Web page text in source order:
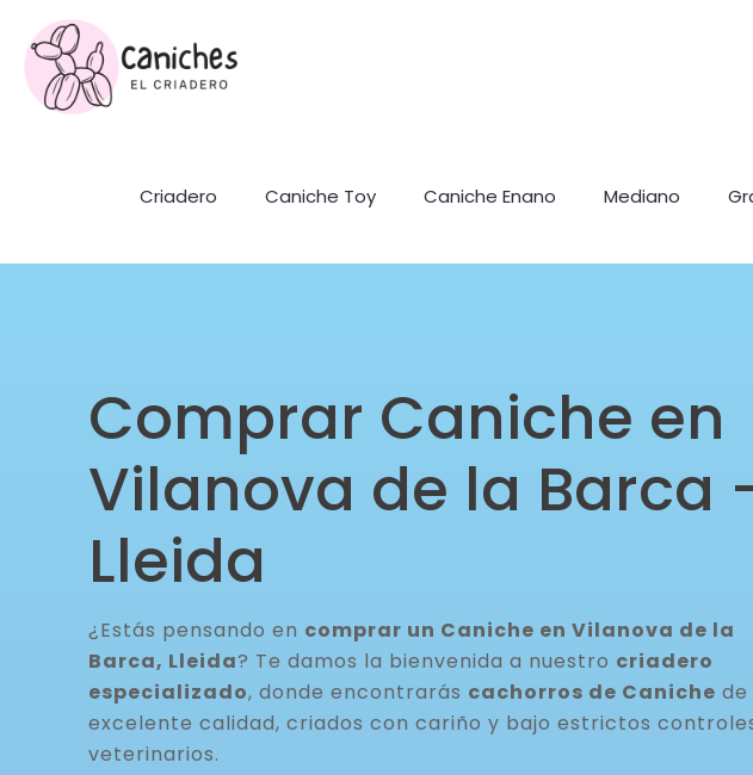
Criadero Caniche Toy Caniche Enano Mediano
Comprar Caniche en
Vilanova de la Barca
Lleida
¿Estás pensando en comprar un Caniche en Vilanova de la
Barca, Lleida? Te damos la bienvenida a nuestro criadero
especializado, donde encontrarás cachorros de Caniche de
excelente calidad, criados con cariño y bajo estrictos
veterinarios.